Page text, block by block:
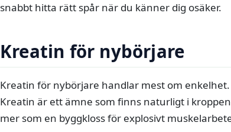
snabbt hitta rätt spår när du känner dig osäker.
Kreatin för nybörjare
Kreatin för nybörjare handlar mest om
Kreatin är ett ämne som finns naturligt i
mer som en byggkloss för explosivt